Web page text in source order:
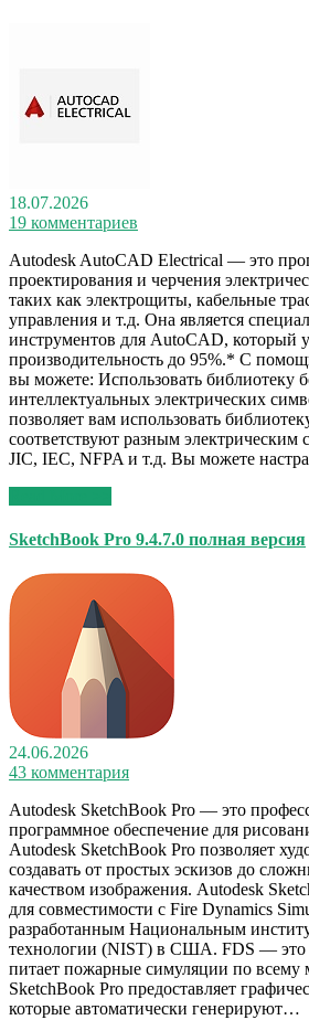
18.07.2026
19 комментариев
Autodesk AutoCAD Electrical — это
проектирования и черчения
таких как электрощиты, кабельные
управления и т.д. Она является
инструментов для AutoCAD, который
производительность до 95%.* С
вы можете: Использовать библиотеку
интеллектуальных электрических
позволяет вам использовать
соответствуют разным электрическим
JIC, IEC, NFPA и т.д. Вы можете
SketchBook Pro 9.4.7.0 полная версия
24.06.2026
43 комментария
Autodesk SketchBook Pro — это
программное обеспечение для
Autodesk SketchBook Pro позволяет
создавать от простых эскизов до
качеством изображения. Autodesk
для совместимости с Fire Dynamics
разработанным Национальным
технологии (NIST) в США. FDS — это
питает пожарные симуляции по всему
SketchBook Pro предоставляет
которые автоматически генерируют…